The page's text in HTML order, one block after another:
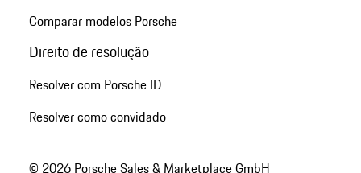
Comparar modelos Porsche
Direito de resolução
Resolver com Porsche ID
Resolver como convidado
© 2026 Porsche Sales & Marketplace GmbH